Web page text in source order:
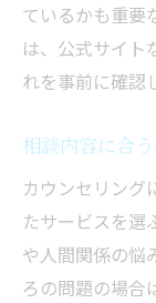
水戸
通点
カウ
心理
カウ
イント
安心
ているかも重要
は、公式サイト
れを事前に確認
相談内容に合
カウンセリング
たサービスを選
や人間関係の悩
ろの問題の場合